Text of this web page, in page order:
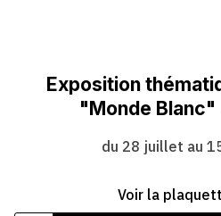
Exposition
"Monde Blanc"
du 28 juillet au
Voir la